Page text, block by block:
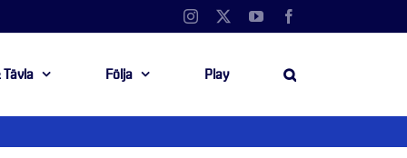
Instagram YouTube
Tävla Följa Play